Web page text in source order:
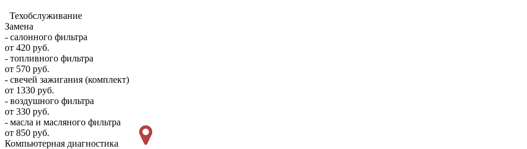
Техобслуживание
Замена
- салонного фильтра
от 420 руб.
- топливного фильтра
от 570 руб.
- свечей зажигания (комплект)
от 1330 руб.
- воздушного фильтра
от 330 руб.
- масла и масляного фильтра
от 850 руб.
Компьютерная диагностика